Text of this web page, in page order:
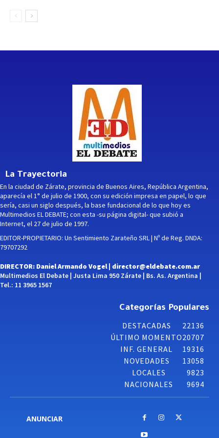
La Trayectoria
En la ciudad de Zárate, provincia de Buenos Aires, República Argentina,
aparecía el 1° de julio de 1900, con su edición impresa en papel, lo que
sería, casi un siglo después, la base fundacional de lo que hoy es
Multimedios EL DEBATE; con esta -su página digital- que subió a
Internet, el 27 de julio de 1997.
EDITOR-PROPIETARIO: Un Sentimiento Zarateño SRL | Nº de Reg. DNDA:
79707292
DIRECTOR: Daniel Armando Vogel | director@eldebate.com.ar
Multimedios El Debate | Justa Lima 950 Zárate | Bs. As. Argentina |
Tel.: 11 3965 1567
Categorías Populares
DESTACADAS
22136
ÚLTIMO MOMENTO20707
INF. GENERAL
19316
NOVEDADES
13058
LOCALES
9823
NACIONALES
9694
ANUNCIAR